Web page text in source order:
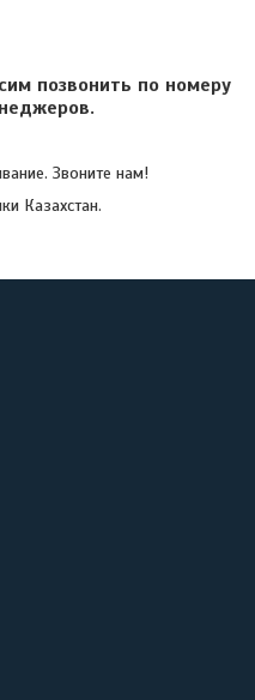
позвонить по номеру
Звоните нам!
Казахстан.